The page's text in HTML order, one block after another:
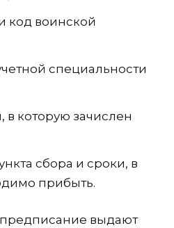
код воинской
специальности
которую зачислен
сбора и сроки, в
прибыть.
выдают